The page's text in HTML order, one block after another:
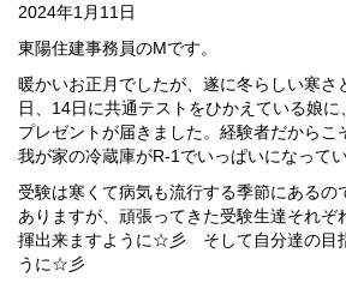
2024年1月11日
東陽住建事務員のMです。
暖かいお正月でしたが、遂に冬らしい寒さ
日、14日に共通テストをひかえている娘
プレゼントが届きました。経験者だからこ
我が家の冷蔵庫がR-1でいっぱいになってい
受験は寒くて病気も流行する季節にあるの
ありますが、頑張ってきた受験生達それぞ
揮出来ますように☆彡 そして自分達の目
うに☆彡